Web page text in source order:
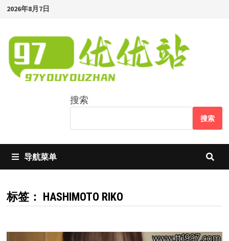
Skip
content
2026年8月7日
搜索
搜索
导航菜单
标签： HASHIMOTO RIKO